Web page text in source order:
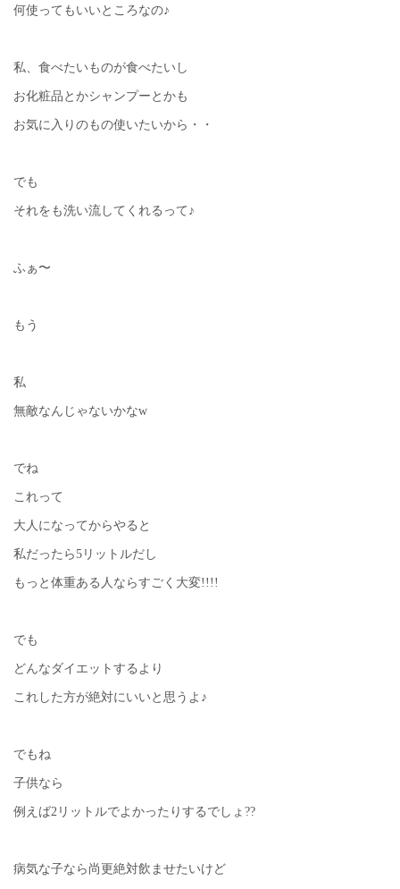
何使ってもいいところなの♪
私、食べたいものが食べたいし
お化粧品とかシャンプーとかも
お気に入りのもの使いたいから・・
でも
それをも洗い流してくれるって♪
ふぁ〜
もう
私
無敵なんじゃないかなw
でね
これって
大人になってからやると
私だったら5リットルだし
もっと体重ある人ならすごく大変!!!!
でも
どんなダイエットするより
これした方が絶対にいいと思うよ♪
でもね
子供なら
例えば2リットルでよかったりするでしょ??
病気な子なら尚更絶対飲ませたいけど